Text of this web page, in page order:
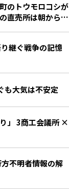
のトウモロコシが
直売所は朝から長
継ぐ戦争の記憶
和らぐも大気は不安定
」 3商工会議所 ×
不明者情報の解